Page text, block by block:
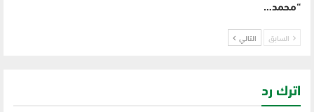
“محمد…
السابق التالي
اترك رد